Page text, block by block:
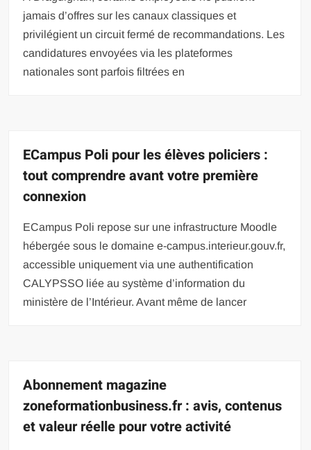
jamais d’offres sur les canaux classiques et
privilégient un circuit fermé de recommandations. Les
candidatures envoyées via les plateformes
nationales sont parfois filtrées en
ECampus Poli pour les élèves policiers :
tout comprendre avant votre première
connexion
ECampus Poli repose sur une infrastructure Moodle
hébergée sous le domaine e-campus.interieur.gouv.fr,
accessible uniquement via une authentification
CALYPSSO liée au système d’information du
ministère de l’Intérieur. Avant même de lancer
Abonnement magazine
zoneformationbusiness.fr : avis, contenus
et valeur réelle pour votre activité